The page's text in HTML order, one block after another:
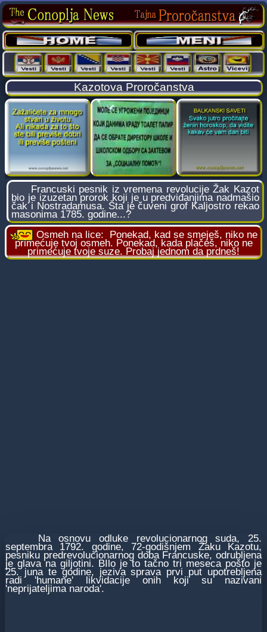
Kazotova Proročanstva
Francuski pesnik iz vremena revolucije Žak Kazot
bio je izuzetan prorok koji je u predviđanjima nadmašio
čak i Nostradamusa. Šta je čuveni grof Kaljostro rekao
masonima 1785. godine...?
Osmeh na lice: Ponekad, kad se smeješ, niko ne
primećuje tvoj osmeh. Ponekad, kada plačeš, niko ne
primećuje tvoje suze. Probaj jednom da prdneš!
Na osnovu odluke revolucionarnog suda, 25.
septembra 1792. godine, 72-godišnjem Žaku Kazotu,
pesniku predrevolucionarnog doba Francuske, odrubljena
je glava na giljotini. BIlo je to tačno tri meseca pošto je
25. juna te godine, jeziva sprava prvi put upotrebljena
radi 'humane' likvidacije onih koji su nazivani
'neprijateljima naroda'.